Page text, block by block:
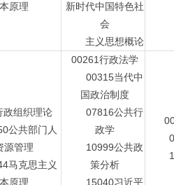
原理
新时代中国特色社
会
主义思想概论
政组织理论
共部门人
源管理
克思主义
原理
00261行政法学
00315当代中
国政治制度
07816公共行
政学
10999公共政
策分析
15040习近平